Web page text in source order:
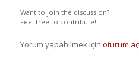
Want to join the discussion?
Feel free to contribute!
Yorum yapabilmek için oturum